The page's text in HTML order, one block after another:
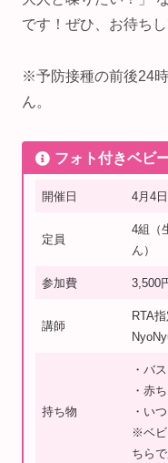
です！ぜひ、お待ちし
※予防接種の前後24
ん。
フォト付きベビ
開催日 4月4
定員
4組（
ん）
参加費 3,500
講師
RTA
持ち物
・バ
・赤
・い
※ベビ
ちら